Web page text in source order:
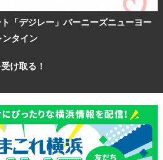
「デジレー」バーニーズニューヨー
ンタイン
け取る！